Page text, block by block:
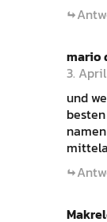
mario
3.
und